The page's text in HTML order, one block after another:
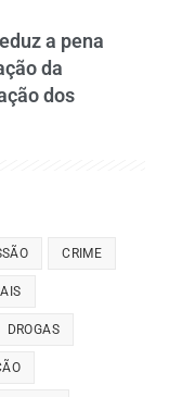
a pena
da
dos
CRIME
DROGAS